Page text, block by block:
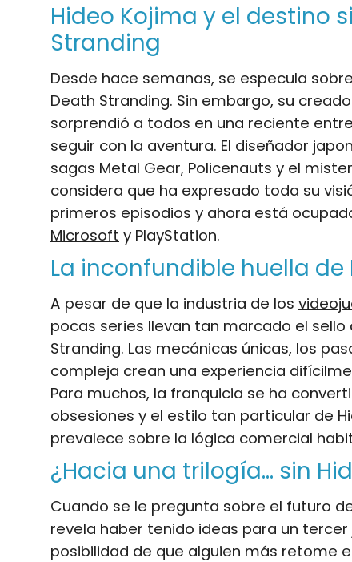
Hideo Kojima y el destino
Stranding
Desde hace semanas, se especula
Death Stranding. Sin embargo, su
sorprendió a todos en una reciente
seguir con la aventura. El diseñador
sagas Metal Gear, Policenauts y el
considera que ha expresado toda su
primeros episodios y ahora está
Microsoft y PlayStation.
La inconfundible huella de
A pesar de que la industria de los
pocas series llevan tan marcado el
Stranding. Las mecánicas únicas, los
compleja crean una experiencia
Para muchos, la franquicia se ha
obsesiones y el estilo tan particular de
prevalece sobre la lógica comercial
¿Hacia una trilogía… sin
Cuando se le pregunta sobre el futuro
revela haber tenido ideas para un
posibilidad de que alguien más retome